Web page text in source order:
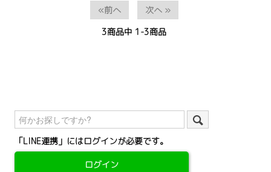
«前へ
次へ »
3商品中 1-3商品
「LINE連携」にはログインが必要です。
ログイン